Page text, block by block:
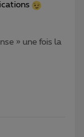
» une fois la